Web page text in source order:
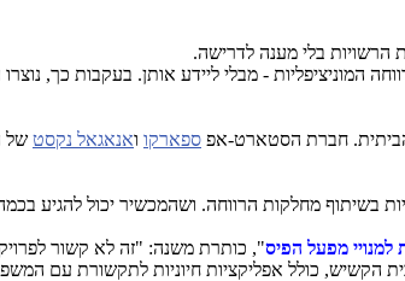
הרשויות בלי מענה לדרישה.
הביתית. חברת הסטארט-אפ ספארקו ואנאגאל נקסט של
בשיתוף מחלקות הרווחה. ושהמכשיר יכול להגיע
מפעל הפיס", כותרת משנה: "זה לא קשור
כולל אפליקציות חיוניות לתקשורת עם